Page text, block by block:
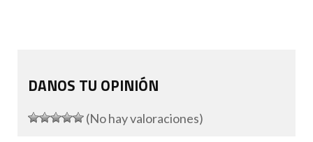
DANOS TU OPINIÓN
(No hay valoraciones)